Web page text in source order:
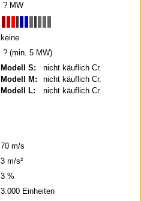
? MW
keine
? (min. 5 MW)
Modell S:
Modell M:
Modell L:
nicht käuflich Cr.
nicht käuflich Cr.
nicht käuflich Cr.
70 m/s
3 m/s²
3 %
3.000 Einheiten